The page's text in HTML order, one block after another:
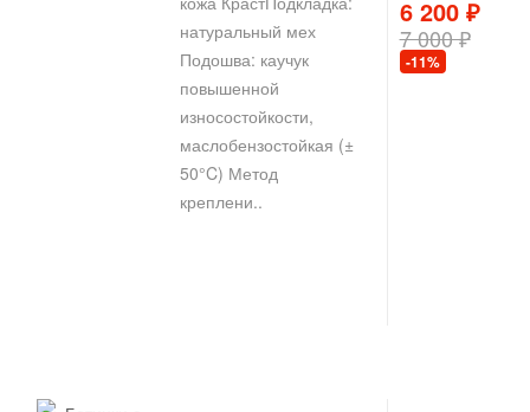
натуральный мех
Подошва: каучук
повышенной
износостойкости,
маслобензостойкая (±
50°C) Метод
креплени..
6 200 ₽
7 000 ₽
-11%